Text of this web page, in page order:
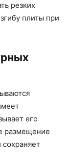
резких
плиты при
его
размещение